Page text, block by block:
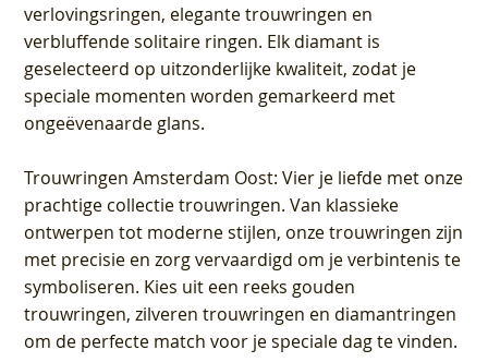
verlovingsringen, elegante trouwringen en
verbluffende solitaire ringen. Elk diamant is
geselecteerd op uitzonderlijke kwaliteit, zodat je
speciale momenten worden gemarkeerd met
ongeëvenaarde glans.
Trouwringen Amsterdam Oost: Vier je liefde met onze
prachtige collectie trouwringen. Van klassieke
ontwerpen tot moderne stijlen, onze trouwringen zijn
met precisie en zorg vervaardigd om je verbintenis te
symboliseren. Kies uit een reeks gouden
trouwringen, zilveren trouwringen en diamantringen
om de perfecte match voor je speciale dag te vinden.